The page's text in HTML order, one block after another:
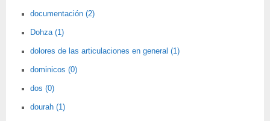
documentación (2)
Dohza (1)
dolores de las articulaciones en general (1)
dominicos (0)
dos (0)
dourah (1)